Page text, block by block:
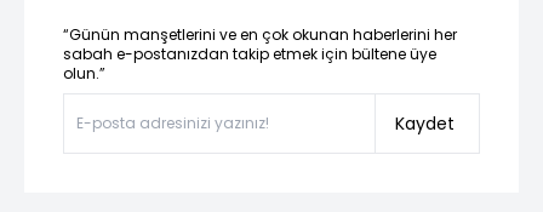
“Günün manşetlerini ve en çok okunan haberlerini her
sabah e-postanızdan takip etmek için bültene üye
olun.”
Kaydet